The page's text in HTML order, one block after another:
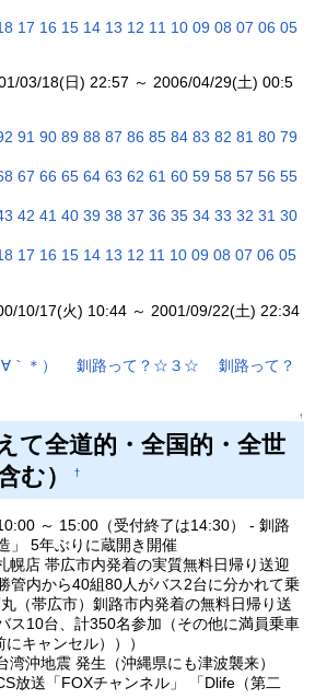
17 16 15 14 13 12 11 10 09 08 07 06 05
03/18(日) 22:57 ～ 2006/04/29(土) 00:5
91 90 89 88 87 86 85 84 83 82 81 80 79
67 66 65 64 63 62 61 60 59 58 57 56 55
42 41 40 39 38 37 36 35 34 33 32 31 30
17 16 15 14 13 12 11 10 09 08 07 06 05
10/17(火) 10:44 ～ 2001/09/22(土) 22:34
｀＊） 釧路って？☆３☆
釧路って？
↑
て全道的・全国的・全世
む）
†
～ 15:00（受付終了は14:30） - 釧路
」 5年ぶりに蔵開き開催
幌店 帯広市内発着の実質無料日帰り送迎
管内から40組80人がバス2台に分かれて乗
（帯広市）釧路市内発着の無料日帰り送
ス10台、計350名参加（その他に満員乗車
キャンセル）））
沖地震 発生（沖縄県にも津波襲来）
放送「FOXチャンネル」 「Dlife（第二